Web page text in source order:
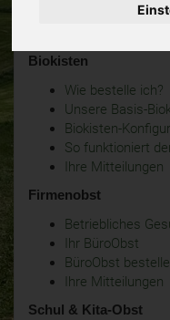
Biokisten
Wie bestelle ich?
Unsere Basis-
Biokisten-
So funktioniert
Ihre Mitteilungen
Firmenobst
Betriebliches
Ihr BüroObst
BüroObst
Ihre Mitteilungen
Schul & Kita-Obst